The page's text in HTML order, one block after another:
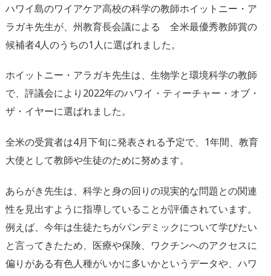
ハワイ島のワイアケア高校の科学の教師ホイットニー・ア
ラガキ先生が、州教育長会議による 全米最優秀教師賞の
候補者4人のうちの1人に選ばれました。
ホイットニー・アラガキ先生は、生物学と環境科学の教師
で、評議会により2022年のハワイ・ティーチャー・オブ・
ザ・イヤーに選ばれました。
全米の受賞者は4月下旬に発表される予定で、1年間、教育
大使として教師や生徒のために努めます。
あらがき先生は、科学と身の回りの現実的な問題との関連
性を見出すように指導していることが評価されています。
例えば、今年は生徒たちがパンデミックについて学びたい
と言ってきたため、医療や保険、ワクチンへのアクセスに
偏りがある有色人種がいかに多いかというデータや、ハワ